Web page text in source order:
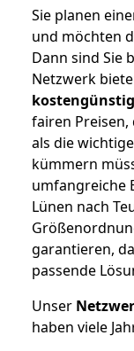
Sie planen
und möchten
Dann sind Sie
Netzwerk
fairen Preisen,
als die
kümmern
umfangreiche
Lünen nach
garantieren,
passende
Unser
haben viele